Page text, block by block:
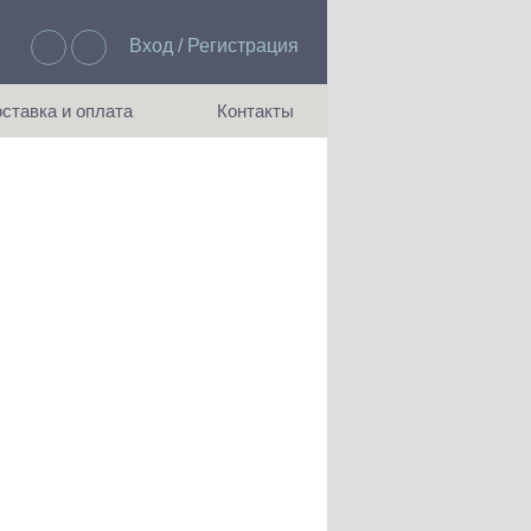
Вход / Регистрация
и оплата Контакты